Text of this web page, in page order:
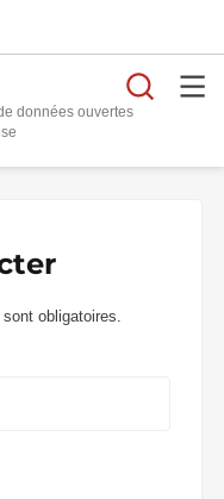
données ouvertes
sont obligatoires.